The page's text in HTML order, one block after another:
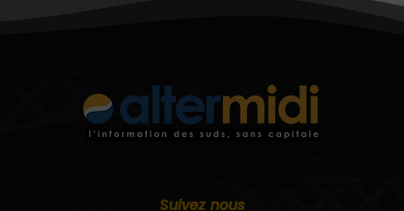
Suivez nous